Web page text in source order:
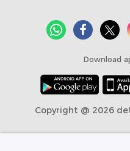
Download
Copyright @ 2026